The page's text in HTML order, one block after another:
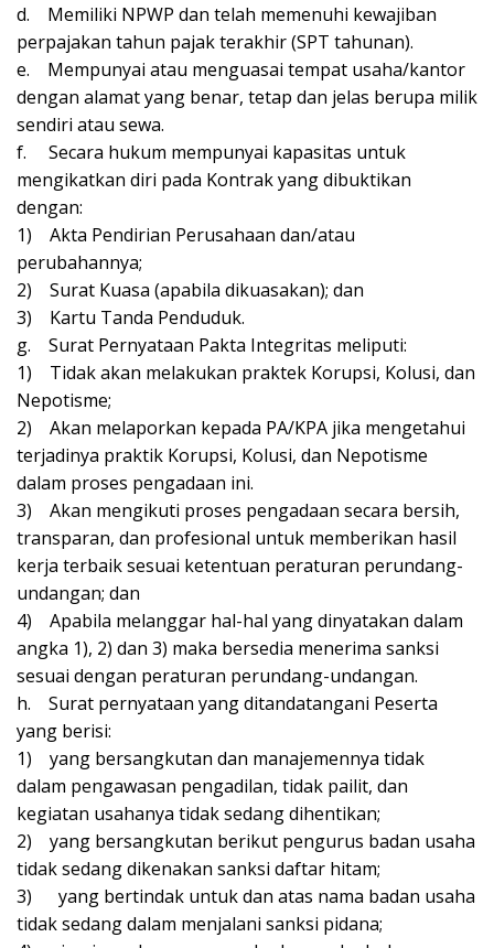
d. Memiliki NPWP dan telah memenuhi kewajiban
perpajakan tahun pajak terakhir (SPT tahunan).
e. Mempunyai atau menguasai tempat usaha/kantor
dengan alamat yang benar, tetap dan jelas berupa milik
sendiri atau sewa.
f. Secara hukum mempunyai kapasitas untuk
mengikatkan diri pada Kontrak yang dibuktikan
dengan:
1) Akta Pendirian Perusahaan dan/atau
perubahannya;
2) Surat Kuasa (apabila dikuasakan); dan
3) Kartu Tanda Penduduk.
g. Surat Pernyataan Pakta Integritas meliputi:
1) Tidak akan melakukan praktek Korupsi, Kolusi, dan
Nepotisme;
2) Akan melaporkan kepada PA/KPA jika mengetahui
terjadinya praktik Korupsi, Kolusi, dan Nepotisme
dalam proses pengadaan ini.
3) Akan mengikuti proses pengadaan secara bersih,
transparan, dan profesional untuk memberikan hasil
kerja terbaik sesuai ketentuan peraturan perundang-
undangan; dan
4) Apabila melanggar hal-hal yang dinyatakan dalam
angka 1), 2) dan 3) maka bersedia menerima sanksi
sesuai dengan peraturan perundang-undangan.
h. Surat pernyataan yang ditandatangani Peserta
yang berisi:
1) yang bersangkutan dan manajemennya tidak
dalam pengawasan pengadilan, tidak pailit, dan
kegiatan usahanya tidak sedang dihentikan;
2) yang bersangkutan berikut pengurus badan usaha
tidak sedang dikenakan sanksi daftar hitam;
3) yang bertindak untuk dan atas nama badan usaha
tidak sedang dalam menjalani sanksi pidana;